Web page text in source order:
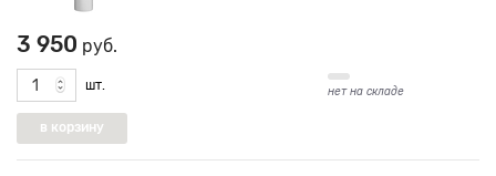
3 950 руб.
шт. нет на складе